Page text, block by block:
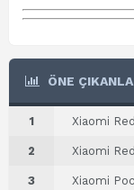
ÖNE
1 Xiaomi
2 Xiaomi
3 Xiaomi